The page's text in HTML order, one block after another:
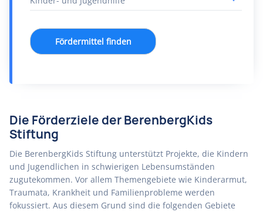
Fördermittel finden
Die Förderziele der BerenbergKids
Stiftung
Die BerenbergKids Stiftung unterstützt Projekte, die Kindern
und Jugendlichen in schwierigen Lebensumständen
zugutekommen. Vor allem Themengebiete wie Kinderarmut,
Traumata, Krankheit und Familienprobleme werden
fokussiert. Aus diesem Grund sind die folgenden Gebiete